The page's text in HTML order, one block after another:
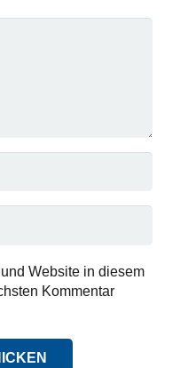
Website in diesem
Kommentar